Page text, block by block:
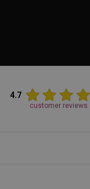
4.7
customer reviews